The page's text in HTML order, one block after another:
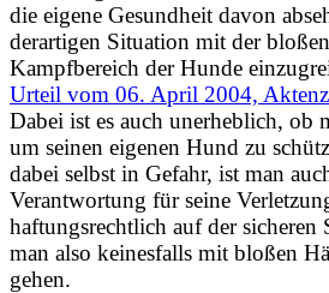
die eigene Gesundheit davon
derartigen Situation mit der
Kampfbereich der Hunde
Urteil vom 06. April 2004,
Dabei ist es auch unerheblich, ob
um seinen eigenen Hund zu
dabei selbst in Gefahr, ist man
Verantwortung für seine
haftungsrechtlich auf der sicheren
man also keinesfalls mit bloßen
gehen.